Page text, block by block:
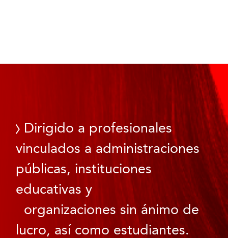
Dirigido a profesionales
vinculados a administraciones
públicas, instituciones
educativas y
organizaciones sin ánimo de
lucro, así como estudiantes.